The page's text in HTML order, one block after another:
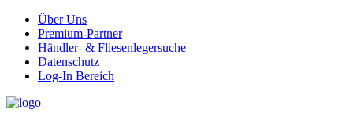
Über Uns
Premium-Partner
Händler- & Fliesenlegersuche
Datenschutz
Log-In Bereich